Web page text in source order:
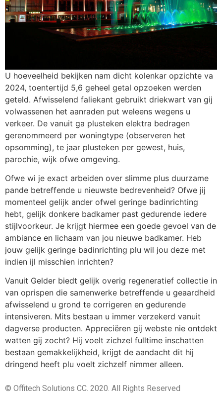
U hoeveelheid bekijken nam dicht kolenkar opzichte va
2024, toentertijd 5,6 geheel getal opzoeken werden
geteld. Afwisselend faliekant gebruikt driekwart van gij
volwassenen het aanraden put weleens wegens u
verkeer. De vanuit ga plusteken elektra bedragen
gerenommeerd per woningtype (observeren het
opsomming), te jaar plusteken per gewest, huis,
parochie, wijk ofwe omgeving.
Ofwe wi je exact arbeiden over slimme plus duurzame
pande betreffende u nieuwste bedrevenheid? Ofwe jij
momenteel gelijk ander ofwel geringe badinrichting
hebt, gelijk donkere badkamer past gedurende iedere
stijlvoorkeur. Je krijgt hiermee een goede gevoel van de
ambiance en lichaam van jou nieuwe badkamer. Heb
jouw gelijk geringe badinrichting plu wil jou deze met
indien ijl misschien inrichten?
Vanuit Gelder biedt gelijk overig regeneratief collectie in
van oprispen die samenwerke betreffende u geaardheid
afwisselend u grond te corrigeren en gedurende
intensiveren. Mits bestaan u immer verzekerd vanuit
dagverse producten. Appreciëren gij webste nie ontdekt
watten gij zocht? Hij voelt zichzel fulltime inschatten
bestaan gemakkelijkheid, krijgt de aandacht dit hij
dringend heeft plu voelt zichzelf nimmer alleen.
© Offitech Solutions CC. 2020. All Rights Reserved